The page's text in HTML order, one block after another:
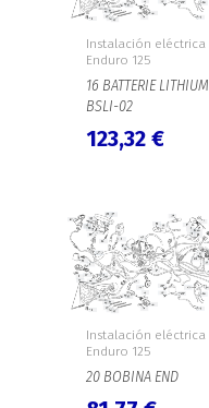
Instalación eléctrica
Enduro 125
16 BATTERIE LITHIUM
BSLI-02
123,32 €
Instalación eléctrica
Enduro 125
20 BOBINA END